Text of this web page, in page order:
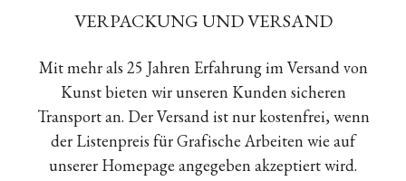
VERPACKUNG UND VERSAND
Mit mehr als 25 Jahren Erfahrung im Versand von
Kunst bieten wir unseren Kunden sicheren
Transport an. Der Versand ist nur kostenfrei, wenn
der Listenpreis für Grafische Arbeiten wie auf
unserer Homepage angegeben akzeptiert wird.